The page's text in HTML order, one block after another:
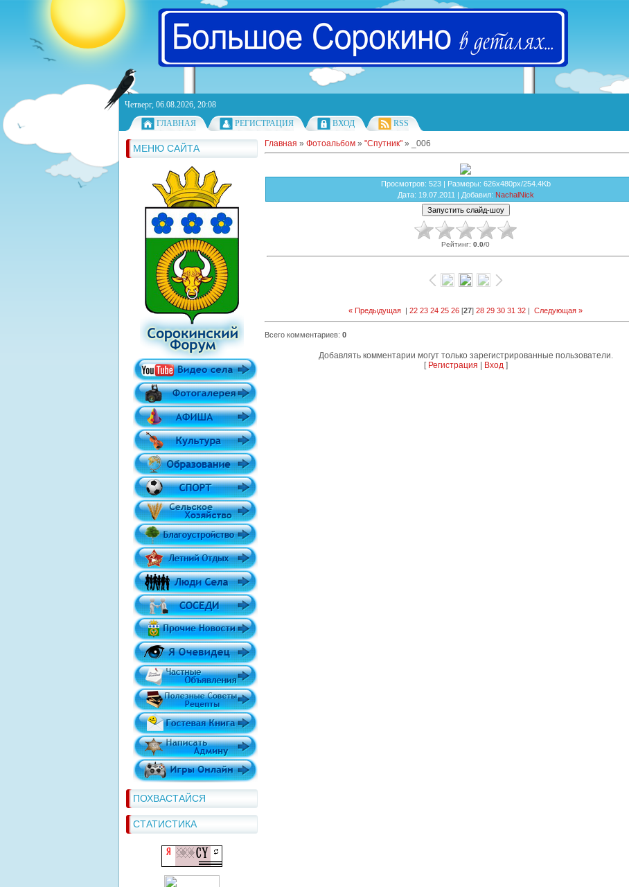
Четверг, 06.08.2026, 20:08
ГЛАВНАЯ
РЕГИСТРАЦИЯ ВХОД RSS
МЕНЮ САЙТА
ПОХВАСТАЙСЯ
СТАТИСТИКА
Главная » Фотоальбом » "Спутник" » _006
Просмотров: 523 | Размеры: 626x480px/254.4Kb
Дата: 19.07.2011 | Добавил: NachalNick
Рейтинг: 0.0/0
« Предыдущая | 22 23 24 25 26 [27] 28 29 30 31 32 | Следующая »
Всего комментариев: 0
Добавлять комментарии могут только зарегистрированные пользователи.
[ Регистрация Вход]